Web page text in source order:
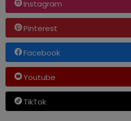
Instagram
Pinterest
Facebook
Youtube
TikTok